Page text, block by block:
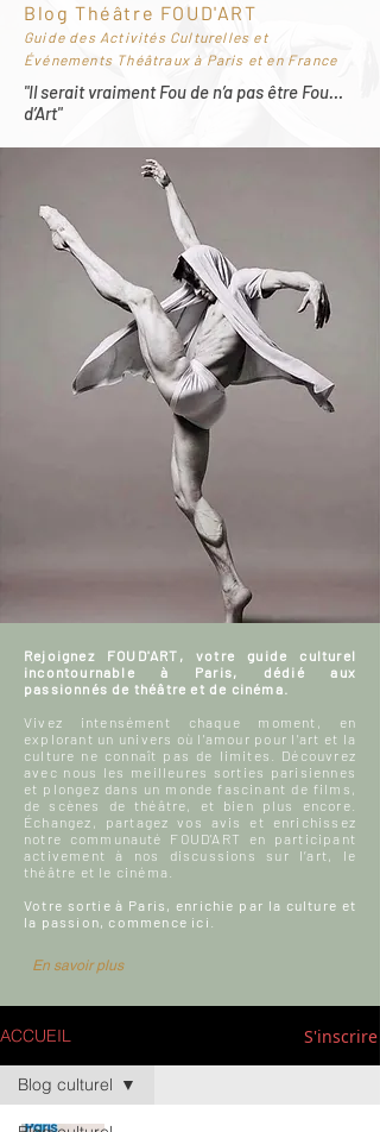
Blog Théâtre FOUD'ART
Guide des Activités Culturelles et
Événements Théâtraux à Paris et en France
"Il serait vraiment Fou de n’a pas être Fou…
d’Art"
Rejoignez FOUD'ART, votre guide culturel
incontournable à Paris, dédié aux
passionnés de théâtre et de cinéma.
Vivez intensément chaque moment, en
explorant un univers où l'amour pour l'art et la
culture ne connaît pas de limites. Découvrez
avec nous les meilleures sorties parisiennes
et plongez dans un monde fascinant de films,
de scènes de théâtre, et bien plus encore.
Échangez, partagez vos avis et enrichissez
notre communauté FOUD'ART en participant
activement à nos discussions sur l’art, le
théâtre et le cinéma.
Votre sortie à Paris, enrichie par la culture et
la passion, commence ici.
En savoir plus
ACCUEIL S'inscrire
Blog culturel